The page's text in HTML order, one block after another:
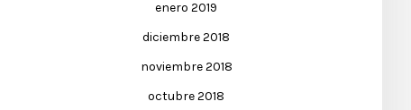
enero 2019
diciembre 2018
noviembre 2018
octubre 2018